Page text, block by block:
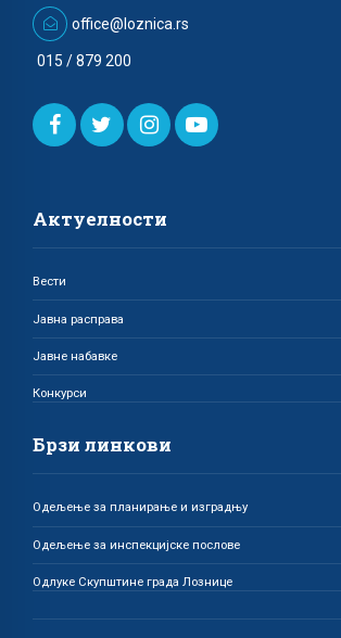
office@loznica.rs
015 / 879 200
Актуелности
Вести
Јавна расправа
Јавне набавке
Конкурси
Брзи линкови
Одељење за планирање и изградњу
Одељење за инспекцијске послове
Одлуке Скупштине града Лознице